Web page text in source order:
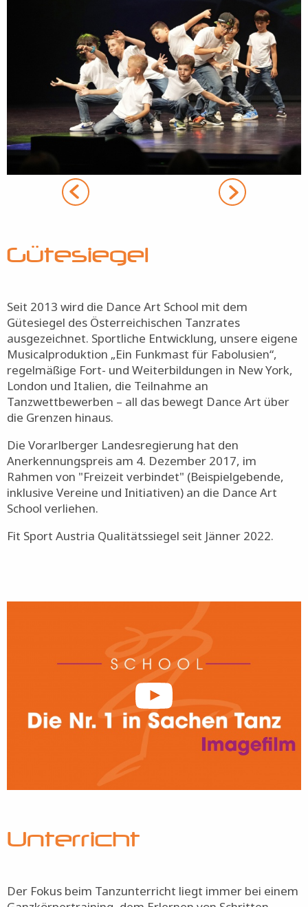
Gütesiegel
Seit 2013 wird die Dance Art School mit dem
Gütesiegel des Österreichischen Tanzrates
ausgezeichnet. Sportliche Entwicklung, unsere eigene
Musicalproduktion „Ein Funkmast für Fabolusien“,
regelmäßige Fort- und Weiterbildungen in New York,
London und Italien, die Teilnahme an
Tanzwettbewerben – all das bewegt Dance Art über
die Grenzen hinaus.
Die Vorarlberger Landesregierung hat den
Anerkennungspreis am 4. Dezember 2017, im
Rahmen von "Freizeit verbindet" (Beispielgebende,
inklusive Vereine und Initiativen) an die Dance Art
School verliehen.
Fit Sport Austria Qualitätssiegel seit Jänner 2022.
Unterricht
Der Fokus beim Tanzunterricht liegt immer bei einem